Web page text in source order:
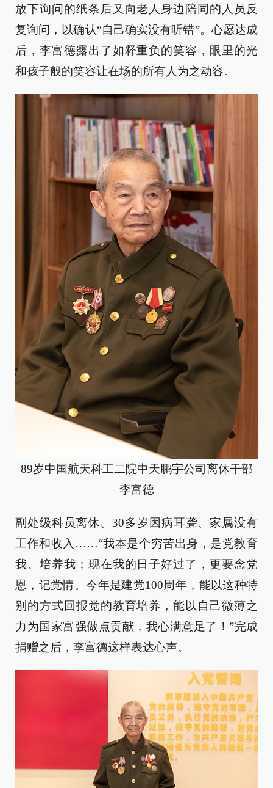
放下询问的纸条后又向老人身边陪同的人员反
复询问，以确认“自己确实没有听错”。心愿达成
后，李富德露出了如释重负的笑容，眼里的光
和孩子般的笑容让在场的所有人为之动容。
89岁中国航天科工二院中天鹏宇公司离休干部
李富德
副处级科员离休、30多岁因病耳聋、家属没有
工作和收入……“我本是个穷苦出身，是党教育
我、培养我；现在我的日子好过了，更要念党
恩，记党情。今年是建党100周年，能以这种特
别的方式回报党的教育培养，能以自己微薄之
力为国家富强做点贡献，我心满意足了！”完成
捐赠之后，李富德这样表达心声。